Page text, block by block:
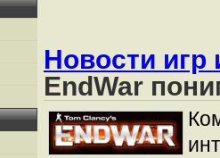
Новости игр
EndWar